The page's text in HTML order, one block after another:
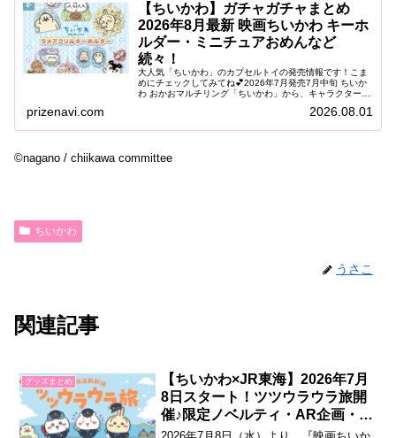
【ちいかわ】ガチャガチャまとめ
2026年8月最新 映画ちいかわ キーホ
ルダー・ミニチュアおめんなど
続々！
大人気「ちいかわ」のカプセルトイの発売情報です！こま
めにチェックしてみてね💕2026年7月発売7月中旬 ちいか
わ おかおマルチリング「ちいかわ」から、キャラクターの
prizenavi.com 2026.08.01
©nagano / chiikawa committee
ちいかわ
うさこ
関連記事
グッズまとめ
【ちいかわ×JR東海】2026年7月
8日スタート！ツツウラウラ旅開
催♪限定ノベルティ・AR企画・沿
線イベントも実施🚄